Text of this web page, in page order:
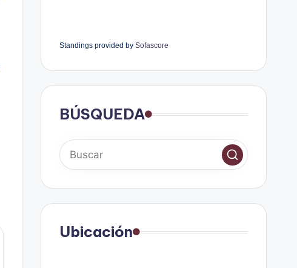
Standings provided by Sofascore
BÚSQUEDA
Ubicación